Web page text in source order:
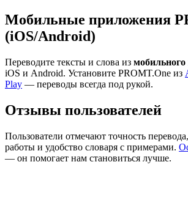
Мобильные приложения
(iOS/Android)
Переводите тексты и слова из
iOS и Android. Установите PROMT.One из
Play — переводы всегда под рукой.
Отзывы пользователей
Пользователи отмечают точность
работы и удобство словаря с примерами.
— он помогает нам становиться лучше.